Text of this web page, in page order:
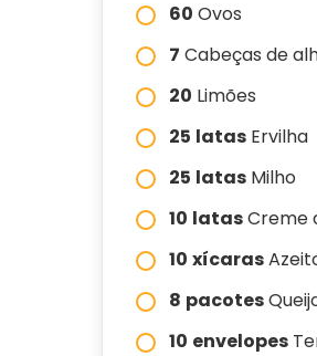
60 Ovos
7 Cabeças de
20 Limões
25 latas Ervilha
25 latas Milho
10 latasCreme
10 xícaras
8 pacotes
10 envelopes